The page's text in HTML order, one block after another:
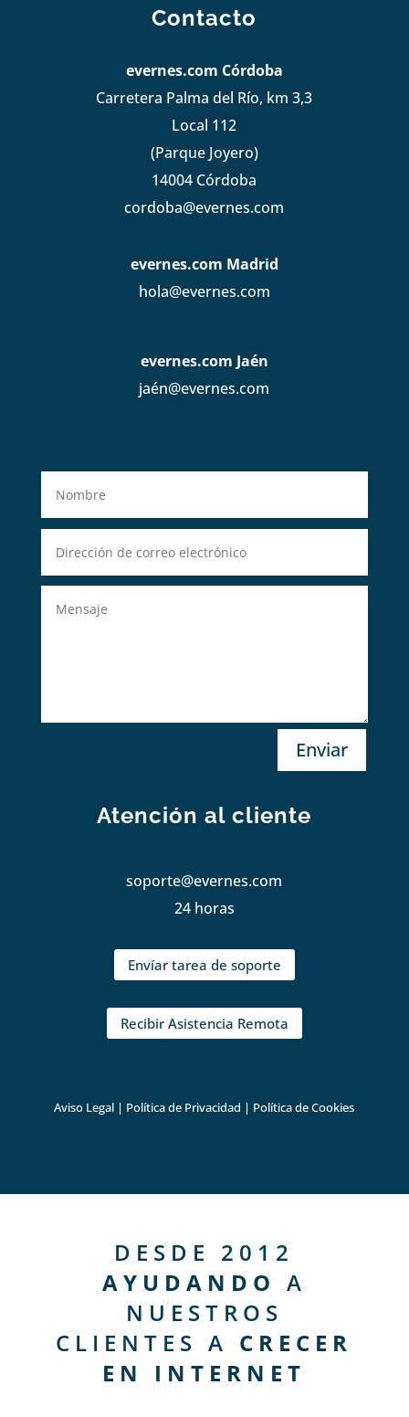
Contacto
evernes.com Córdoba
Carretera Palma del Río, km 3,3
Local 112
(Parque Joyero)
14004 Córdoba
cordoba@evernes.com
evernes.com Madrid
hola@evernes.com
evernes.com Jaén
jaén@evernes.com
Enviar
Atención al cliente
soporte@evernes.com
24 horas
Envíar tarea de soporte
Recibir Asistencia Remota
Aviso Legal | Política de Privacidad | Política de Cookies
DESDE 2012
AYUDANDO A
NUESTROS
CLIENTES A CRECER
EN INTERNET